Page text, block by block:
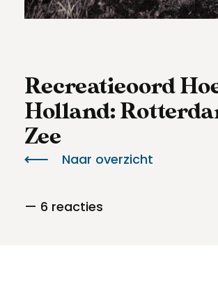
Voorwaarden
Recreatieoord
Holland:
Zee
Naar overzicht
— 6 reacties